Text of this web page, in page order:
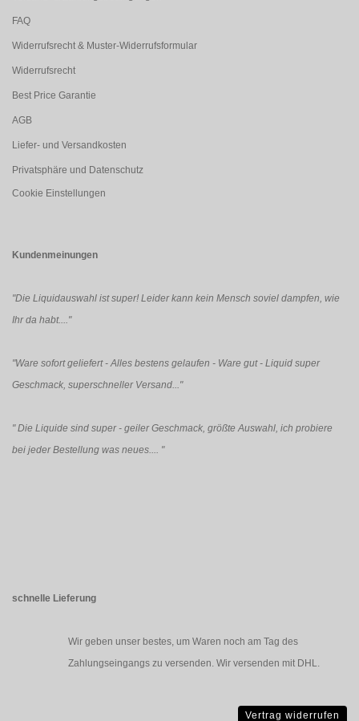
FAQ
Widerrufsrecht & Muster-Widerrufsformular
Widerrufsrecht
Best Price Garantie
AGB
Liefer- und Versandkosten
Privatsphäre und Datenschutz
Cookie Einstellungen
Kundenmeinungen
"Die Liquidauswahl ist super! Leider kann kein Mensch soviel dampfen, wie
Ihr da habt...."
"Ware sofort geliefert - Alles bestens gelaufen - Ware gut - Liquid super
Geschmack, superschneller Versand..."
"Die Liquide sind super - geiler Geschmack, größte Auswahl, ich probiere
bei jeder Bestellung was neues.... "
schnelle Lieferung
Wir geben unser bestes, um Waren noch am Tag des
Zahlungseingangs zu versenden. Wir versenden mit DHL.
Vertrag widerrufen